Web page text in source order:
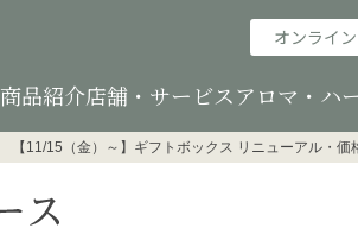
商品紹介店舗・サービスアロマ・ハ
オンライ
【11/15（金）～】ギフトボックス リニューアル・価